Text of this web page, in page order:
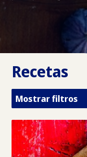
Recetas
Mostrar filtros